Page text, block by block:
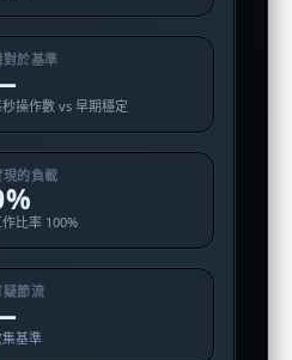
對於基準
操作數 vs 早期穩定
現的負載
比率 100%
疑節流
集基準